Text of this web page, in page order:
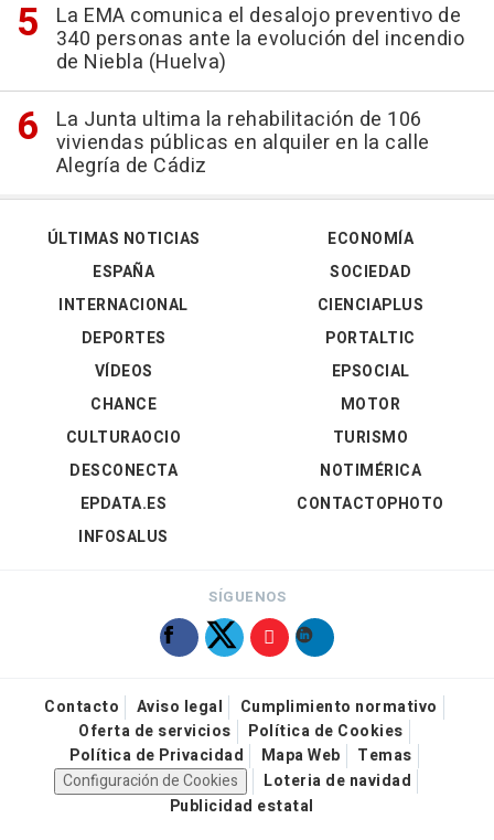
La EMA comunica el desalojo preventivo de
340 personas ante la evolución del incendio
de Niebla (Huelva)
La Junta ultima la rehabilitación de 106
viviendas públicas en alquiler en la calle
Alegría de Cádiz
ÚLTIMAS NOTICIAS
ESPAÑA
INTERNACIONAL
DEPORTES
VÍDEOS
ECONOMÍA
SOCIEDAD
CIENCIAPLUS
PORTALTIC
EPSOCIAL
CHANCE
CULTURAOCIO
DESCONECTA
EPDATA.ES
INFOSALUS
MOTOR
TURISMO
NOTIMÉRICA
CONTACTOPHOTO
SÍGUENOS
Contacto Aviso legal
Cumplimiento normativo
Oferta de servicios
Política de Cookies
Política de Privacidad
Mapa Web
Temas
Configuración de Cookies
Loteria de navidad
Publicidad estatal